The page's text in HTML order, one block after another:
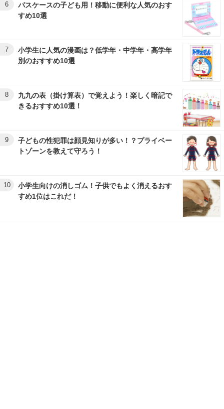
6
パスケースの子ども用！移動に便利な人気のおす
すめ10選
7
小学生に人気の漫画は？低学年・中学年・高学年
別のおすすめ10選
8
九九の表（掛け算表）で覚えよう！楽しく暗記で
きるおすすめ10選！
9
子どもの性犯罪は顔見知りが多い！？プライベー
トゾーンを教えて守ろう！
10
小学生向けの消しゴム！子供でもよく消えるおす
すめ1位はこれだ！